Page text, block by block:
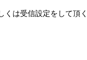
くは受信設定をして頂